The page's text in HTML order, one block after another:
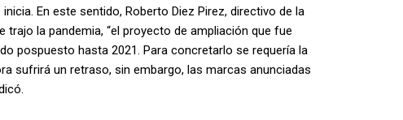
En este sentido, Roberto Diez Pirez, directivo de la
la pandemia, “el proyecto de ampliación que fue
pospuesto hasta 2021. Para concretarlo se requería la
sufrirá un retraso, sin embargo, las marcas anunciadas